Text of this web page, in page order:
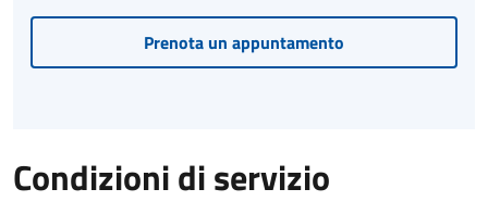
Prenota un appuntamento
Condizioni di servizio